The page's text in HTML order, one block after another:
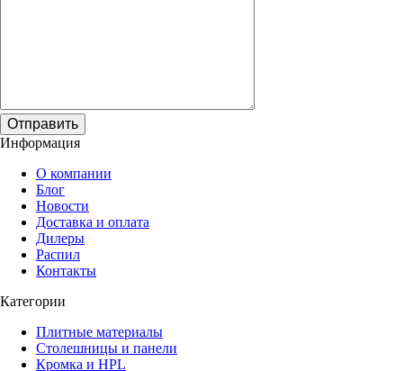
Отправить
Информация
О компании
Блог
Новости
Доставка и оплата
Дилеры
Распил
Контакты
Категории
Плитные материалы
Столешницы и панели
Кромка и HPL